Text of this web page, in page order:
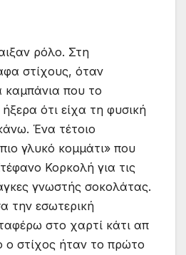
ρόλο. Στη
στίχους, όταν
καμπάνια που το
ότι είχα τη φυσική
Ένα τέτοιο
γλυκό κομμάτι» που
Κορκολή για τις
γνωστής σοκολάτας.
την εσωτερική
στο χαρτί κάτι απ
ο στίχος ήταν το πρώτο